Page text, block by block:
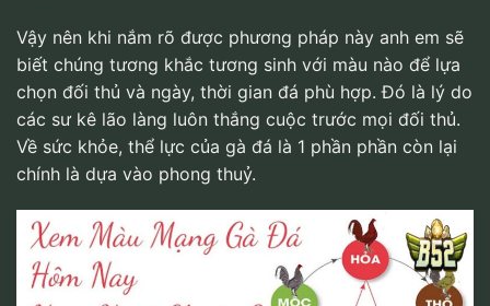
Vậy nên khi nắm rõ được phương pháp này anh em sẽ
biết chúng tương khắc tương sinh với màu nào để lựa
chọn đối thủ và ngày, thời gian đá phù hợp. Đó là lý do
các sư kê lão làng luôn thắng cuộc trước mọi đối thủ.
Về sức khỏe, thể lực của gà đá là 1 phần phần còn lại
chính là dựa vào phong thuỷ.